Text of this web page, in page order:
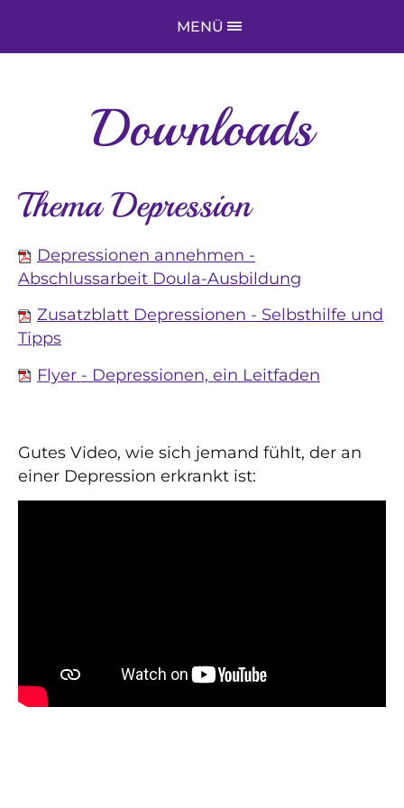
MENÜ
Downloads
Thema Depression
Depressionen annehmen -
Abschlussarbeit Doula-Ausbildung
Zusatzblatt Depressionen - Selbsthilfe und
Tipps
Flyer - Depressionen, ein Leitfaden
Gutes Video, wie sich jemand fühlt, der an
einer Depression erkrankt ist: